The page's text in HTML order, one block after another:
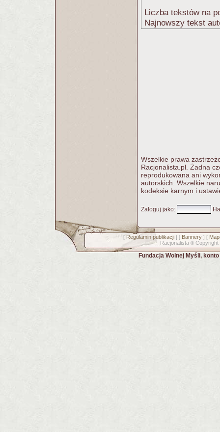
Liczba tekstów na
Najnowszy tekst
Wszelkie prawa
Racjonalista.pl. Żadna
reprodukowana ani
autorskich. Wszelkie
kodeksie karnym i
Zaloguj jako:
[ Regulamin publikacji] [ Bannery] [
Racjonalista © Copyright
Fundacja Wolnej Myśli,